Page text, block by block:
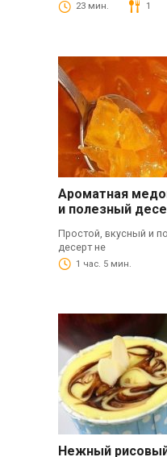
23 мин. 1
Ароматная
и полезный
Простой, вкусный и
десерт не
1 час. 5 мин.
Нежный